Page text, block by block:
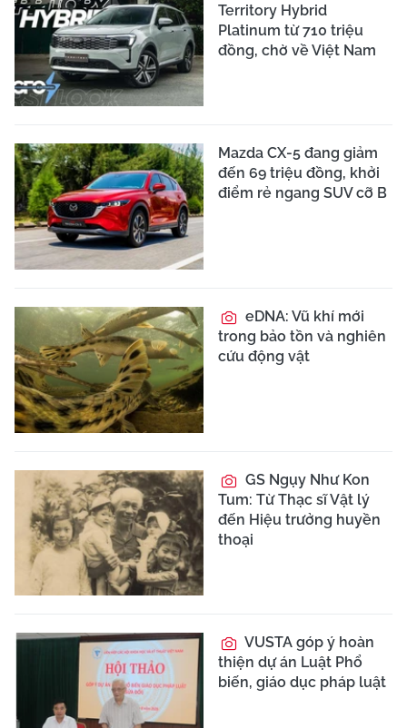
Territory Hybrid
Platinum từ 710 triệu
đồng, chờ về Việt Nam
Mazda CX-5 đang giảm
đến 69 triệu đồng, khởi
điểm rẻ ngang SUV cỡ B
eDNA: Vũ khí mới
trong bảo tồn và nghiên
cứu động vật
GS Ngụy Như Kon
Tum: Từ Thạc sĩ Vật lý
đến Hiệu trưởng huyền
thoại
VUSTA góp ý hoàn
thiện dự án Luật Phổ
biến, giáo dục pháp luật